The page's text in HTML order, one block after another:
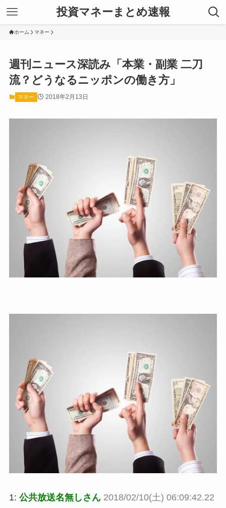
投資マネーまとめ速報
ホーム マネー
週刊ニュース深読み「本業・副業 二刀
流？どうなるニッポンの働き方」
マネー 2018年2月13日
1: 公共放送名無しさん 2018/02/10(土) 06:09:42.22